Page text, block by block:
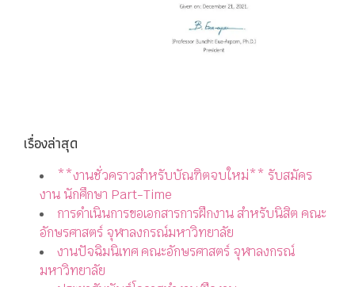
เรื่องล่าสุด
**งานชั่วคราวสำหรับบัณฑิตจบใหม่** รับสมัคร
งาน นักศึกษา Part-Time
การดำเนินการขอเอกสารการฝึกงาน สำหรับนิสิต คณะ
อักษรศาสตร์ จุฬาลงกรณ์มหาวิทยาลัย
งานปัจฉิมนิเทศ คณะอักษรศาสตร์ จุฬาลงกรณ์
มหาวิทยาลัย